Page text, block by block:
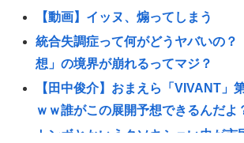
【動画】イッヌ、煽ってしまう
統合失調症って何がどうヤバいの？
想」の境界が崩れるってマジ？
【田中俊介】おまえら「VIVANT」
ｗｗ誰がこの展開予想できるんだよ
トンボとかいうクソキショい虫が市